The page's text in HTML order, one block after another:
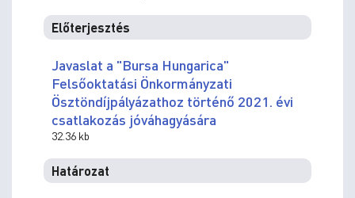
Előterjesztés
Javaslat a "Bursa Hungarica"
Felsőoktatási Önkormányzati
Ösztöndíjpályázathoz történő 2021. évi
csatlakozás jóváhagyására
32.36 kb
Határozat